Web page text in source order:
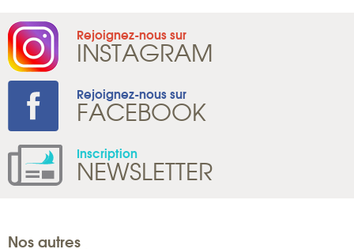
Rejoignez-nous sur
INSTAGRAM
Rejoignez-nous sur
FACEBOOK
Inscription
NEWSLETTER
Nos autres